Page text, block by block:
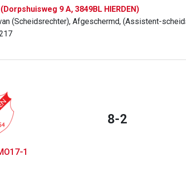
(Dorpshuisweg 9 A, 3849BL HIERDEN)
(Scheidsrechter), Afgeschermd, (Assistent-
1
8-2